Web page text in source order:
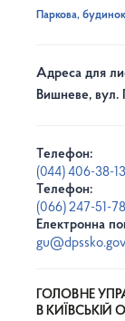
Паркова,
Адреса для
Вишневе, вул.
Телефон:
(044) 406-38-13
Телефон:
(066) 247-51-78
Електронна
ГОЛОВНЕ
В КИЇВСЬКІЙ